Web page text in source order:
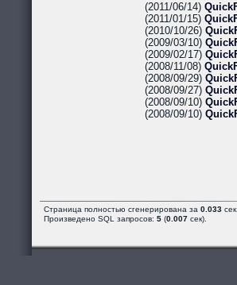
(2011/06/14)
(2011/01/15)
(2010/10/26)
(2009/03/10)
(2009/02/17)
(2008/11/08)
(2008/09/29)
(2008/09/27)
(2008/09/10)
(2008/09/10)
Страница полностью сгенерирована за 0.033 сек.
Произведено SQL запросов: 5 (0.007 сек).